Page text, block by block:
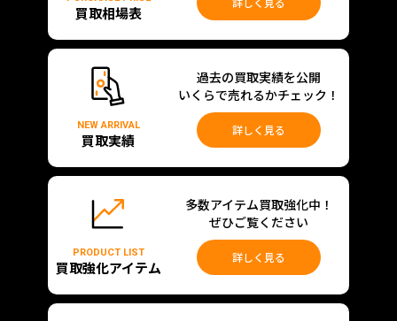
買取相場表
NEW ARRIVAL
買取実績
過去の買取実績を公開
いくらで売れるかチェック！
詳しく見る
PRODUCT LIST
買取強化アイテム
多数アイテム買取強化中！
ぜひご覧ください
詳しく見る